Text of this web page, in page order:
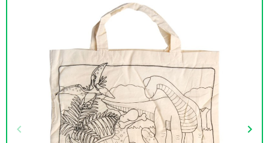
Vorige
keyboard_arrow_left keyboard_arrow_right